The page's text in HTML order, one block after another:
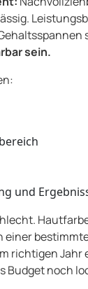
sein.
und
einer
richtigen
Budget noch